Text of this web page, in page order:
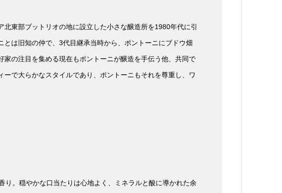
東部ブットリオの地に設立した小さな醸造所を1980年代に引
は旧知の仲で、3代目継承当時から、ポントーニにブドウ畑
の注目を集める現在もポントーニが醸造を手伝う他、共同で
で大らかなスタイルであり、ポントーニもそれを尊重し、ワ
り。穏やかな口当たりは心地よく、ミネラルと酸に導かれた余